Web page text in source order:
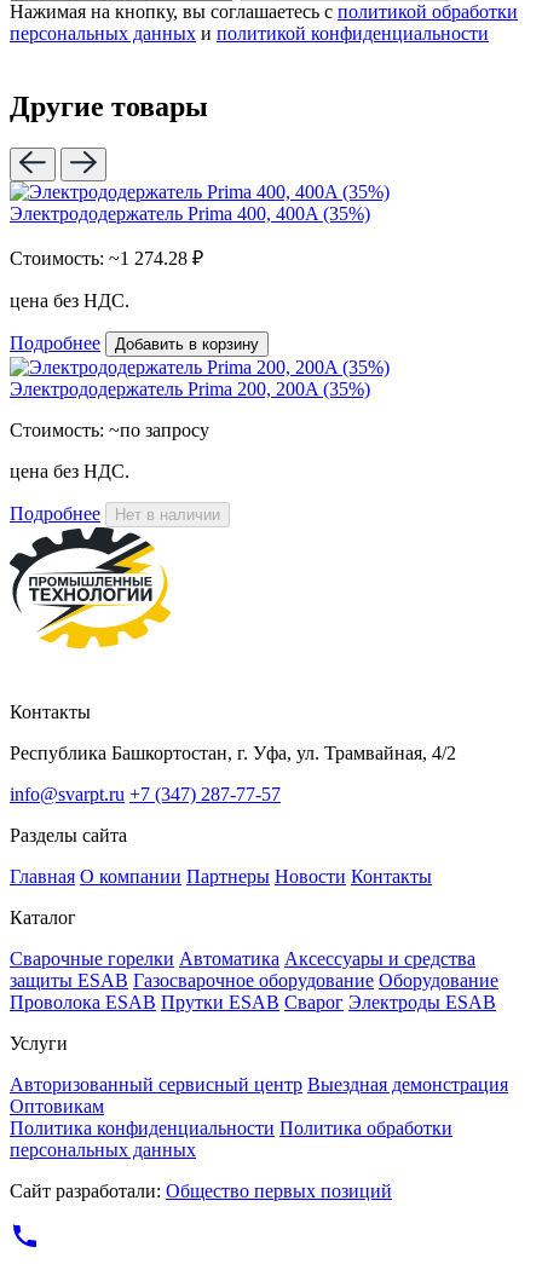
Нажимая на кнопку, вы соглашаетесь с политикой обработки
персональных данных и политикой конфиденциальности
Другие товары
Электрододержатель Prima 400, 400A (35%)
Стоимость: ~1 274.28 ₽
цена без НДС.
Подробнее Добавить в корзину
Электрододержатель Prima 200, 200A (35%)
Стоимость: ~по запросу
цена без НДС.
Подробнее Нет в наличии
Контакты
Республика Башкортостан, г. Уфа, ул. Трамвайная, 4/2
info@svarpt.ru +7 (347) 287-77-57
Разделы сайта
Главная О компании Партнеры Новости Контакты
Каталог
Cварочные горелки Автоматика Аксессуары и средства
защиты ESAB Газосварочное оборудование Оборудование
Проволока ESAB Прутки ESAB Сварог Электроды ESAB
Услуги
Авторизованный сервисный центр Выездная демонстрация
Оптовикам
Политика конфиденциальности Политика обработки
персональных данных
Сайт разработали: Общество первых позиций